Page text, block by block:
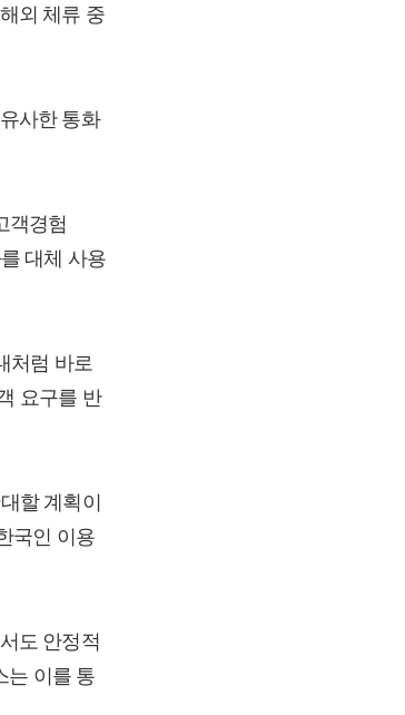
외 체류 중
사한 통화
객경험
대체 사용
처럼 바로
요구를 반
할 계획이
국인 이용
도 안정적
는 이를 통